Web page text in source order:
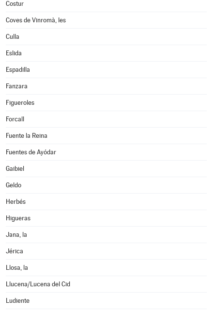
Costur
Coves de Vinromà, les
Culla
Eslida
Espadilla
Fanzara
Figueroles
Forcall
Fuente la Reina
Fuentes de Ayódar
Gaibiel
Geldo
Herbés
Higueras
Jana, la
Jérica
Llosa, la
Llucena/Lucena del Cid
Ludiente